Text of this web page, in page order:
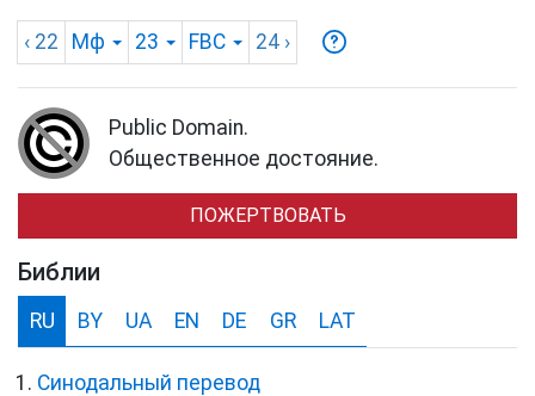
‹ 22 Мф 23 FBC 24 ›
Public Domain.
Общественное достояние.
ПОЖЕРТВОВАТЬ
Библии
RU BY UA EN DE GR LAT
Синодальный перевод